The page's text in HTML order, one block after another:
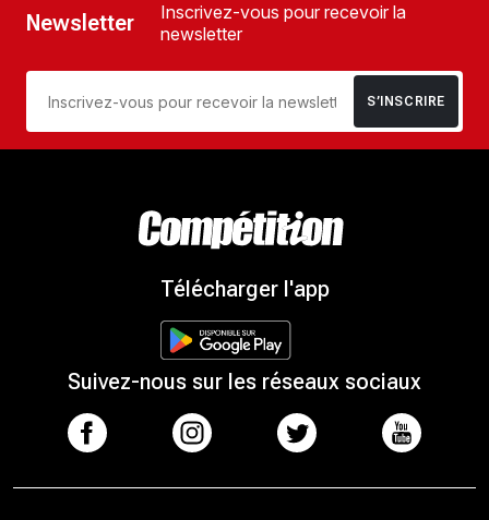
Newsletter
Inscrivez-vous pour recevoir la
newsletter
S’INSCRIRE
Télécharger l'app
Suivez-nous sur les réseaux sociaux